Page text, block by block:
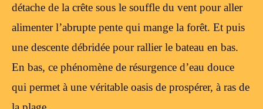
détache de la crête sous le souffle du vent pour aller
alimenter l’abrupte pente qui mange la forêt. Et puis
une descente débridée pour rallier le bateau en bas.
En bas, ce phénomène de résurgence d’eau douce
qui permet à une véritable oasis de prospérer, à ras de